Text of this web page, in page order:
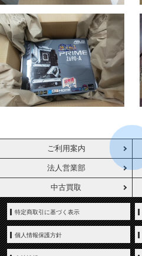
ご利用案内
法人営業部
中古買取
特定商取引に基づく表示
個人情報保護方針